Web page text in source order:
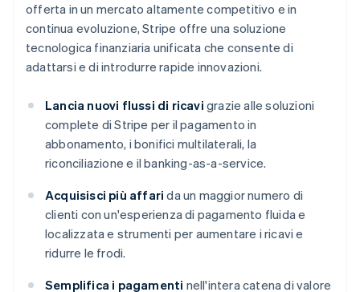
offerta in un mercato altamente competitivo e in
continua evoluzione, Stripe offre una soluzione
tecnologica finanziaria unificata che consente di
adattarsi e di introdurre rapide innovazioni.
Lancia nuovi flussi di ricavi grazie alle soluzioni
complete di Stripe per il pagamento in
abbonamento, i bonifici multilaterali, la
riconciliazione e il banking-as-a-service.
Acquisisci più affari da un maggior numero di
clienti con un'esperienza di pagamento fluida e
localizzata e strumenti per aumentare i ricavi e
ridurre le frodi.
Semplifica i pagamenti nell'intera catena di valore